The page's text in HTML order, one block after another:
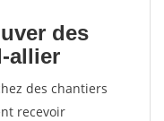
des
allier
des chantiers
recevoir